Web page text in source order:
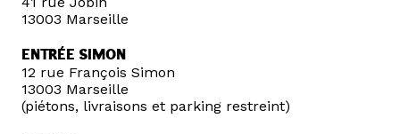
13003 Marseille
ENTRÉE SIMON
12 rue François Simon
13003 Marseille
(piétons, livraisons et parking restreint)